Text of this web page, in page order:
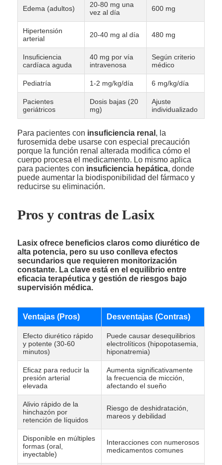
Edema (adultos)
20-80 mg una
vez al día
600 mg
Hipertensión
arterial
20-40 mg al día 480 mg
Insuficiencia
cardíaca aguda
40 mg por vía
intravenosa
Según criterio
médico
Pediatría 1-2 mg/kg/día 6 mg/kg/día
Pacientes
geriátricos
Dosis bajas (20
mg)
Ajuste
individualizado
Para pacientes con insuficiencia renal , la
furosemida debe usarse con especial precaución
porque la función renal alterada modifica cómo el
cuerpo procesa el medicamento. Lo mismo aplica
para pacientes con insuficiencia hepática, donde
puede aumentar la biodisponibilidad del fármaco y
reducirse su eliminación.
Pros y contras de Lasix
Lasix ofrece beneficios claros como diurético de
alta potencia, pero su uso conlleva efectos
secundarios que requieren monitorización
constante. La clave está en el equilibrio entre
eficacia terapéutica y gestión de riesgos bajo
supervisión médica.
Ventajas (Pros) Desventajas (Contras)
Efecto diurético rápido
y potente (30-60
minutos)
Puede causar desequilibrios
electrolíticos (hipopotasemia,
hiponatremia)
Eficaz para reducir la
presión arterial
elevada
Aumenta significativamente
la frecuencia de micción,
afectando el sueño
Alivio rápido de la
hinchazón por
retención de líquidos
Riesgo de deshidratación,
mareos y debilidad
Disponible en múltiples
formas (oral,
inyectable)
Interacciones con numerosos
medicamentos comunes